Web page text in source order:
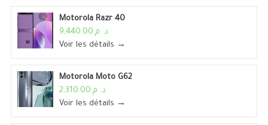
Motorola Razr 40
د. م.9,440.00
Voir les détails →
Motorola Moto G62
د. م.2,310.00
Voir les détails →